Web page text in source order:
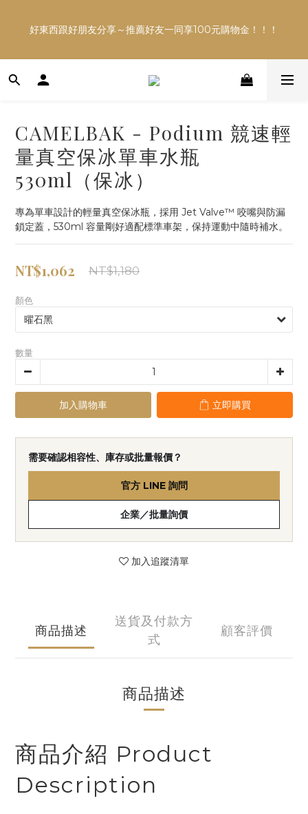
認現貨數量，以避免空等。
好東西跟好朋友分享～推薦好友一同享100元購物金！！！
多平台銷售，商品資訊及數量恐不即時，購買前可與小編確
CAMELBAK - Podium 競速輕
量真空保冰單車水瓶
530ml（保冰）
專為單車設計的輕量真空保冰瓶，採用 Jet Valve™ 咬嘴與防漏
鎖定蓋，530ml 容量剛好適配標準車架，保持運動中隨時補水。
NT$1,062 NT$1,180
顏色
數量
加入購物車 立即購買
需要確認相容性、庫存或批量報價？
官方 LINE 詢問
企業／批量詢價
加入追蹤清單
商品描述
送貨及付款方
式
顧客評價
商品描述
商品介紹 Product
Description